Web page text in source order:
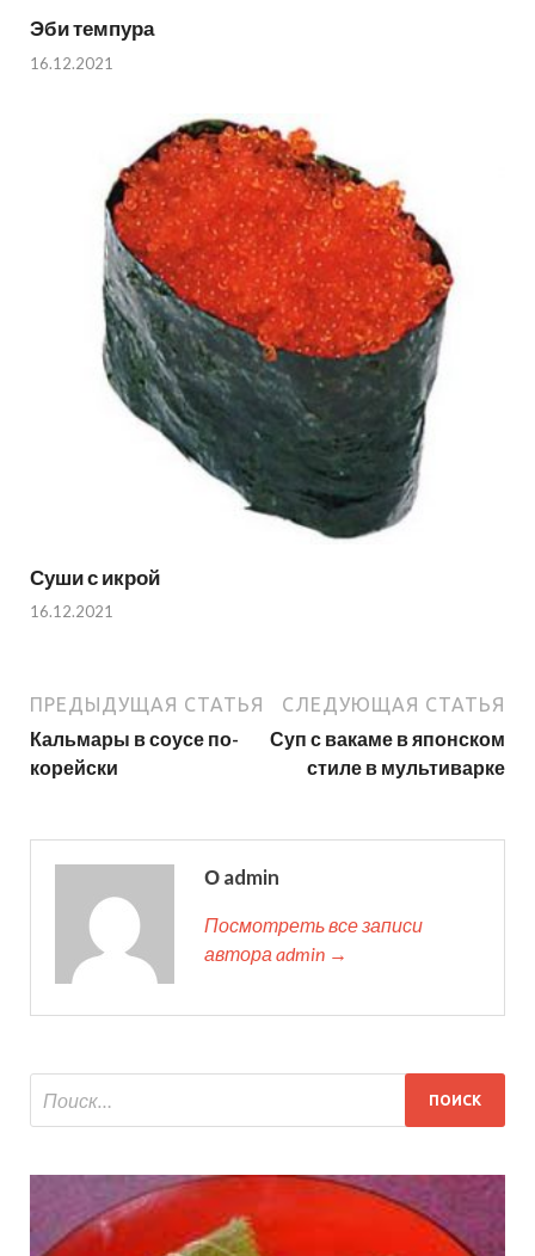
Эби темпура
16.12.2021
Суши с икрой
16.12.2021
ПРЕДЫДУЩАЯ СТАТЬЯ
Кальмары в соусе по-
корейски
СЛЕДУЮЩАЯ СТАТЬЯ
Суп с вакаме в японском
стиле в мультиварке
О admin
Посмотреть все записи
автора admin →